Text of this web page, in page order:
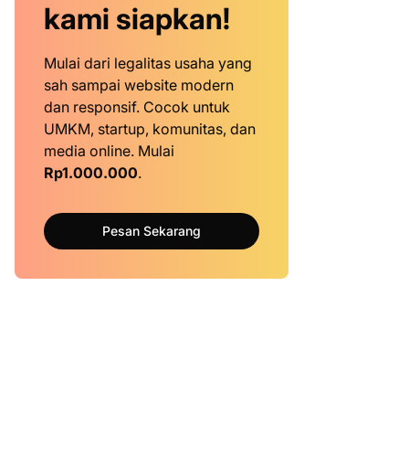
kami siapkan!
Mulai dari legalitas usaha yang
sah sampai website modern
dan responsif. Cocok untuk
UMKM, startup, komunitas, dan
media online. Mulai
Rp1.000.000.
Pesan Sekarang